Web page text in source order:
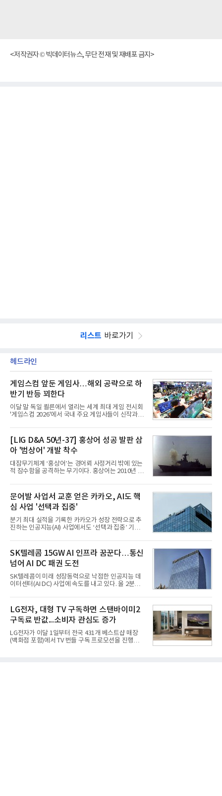
<저작권자 © 빅데이터뉴스, 무단 전재 및 재배포 금지>
리스트 바로가기
헤드라인
게임스컴 앞둔 게임사…해외 공략으로 하
반기 반등 꾀한다
이달 말 독일 쾰른에서 열리는 세계 최대 게임 전시회
'게임스컴 2026'에서 국내 주요 게임사들이 신작과 글
체별로 엇갈린 가운데 하반기 신작 흥행과 해외 시장
성과가 실적을 좌우할 핵심 변수로 떠오르고 있다.8일
업계에 따르면 올해 상반기 게임업계는 기업별 성적
표가 크게 갈렸다. 대표적으로 크래프톤은 'PUBG: 배
틀그라운드'의 안정적인 성장에 힘입어 상반기 연결
기준 매출 2조6616억원, 영업이익 9725억원으로 역
대 최대 실적을 기록했다. 엔씨도 올해 출시한 '아이온
동기 대
[LIG D&A 50년-37] 홍상어 성공 발판 삼
아 '범상어' 개발 착수
대잠무기체계 ‘홍상어’는 경어뢰 사정거리 밖에 있는
적 잠수함을 공격하는 무기이다. 홍상어는 2010년 넥
이뤄졌다. 이후 2012년 한국형 구축함(KDX-1) 이상
의 함정에 실전 배치됐다.그해 7월 해군은 동해상에서
성능 검증을 위해 홍상어 시험발사를 실시했다. 이때
홍상어가 목표 지점에서 입수한 후 표적을 타격하지
못하고 물속에서 멈춰버리는 예상 밖의 일이 벌어졌
다. 2차 품질확인 사격 시험에서도 만족스러운 결과를
얻지 못했다. 완벽한 신뢰성 확보를 위해 LIG넥스원은
분야를
문어발 사업서 교훈 얻은 카카오, AI도 핵
심 사업 '선택과 집중'
분기 최대 실적을 기록한 카카오가 성장 전략으로 추
진하는 인공지능(AI) 사업에서도 ‘선택과 집중’ 기조
라 투자에 나서는 것과 달리, 카카오는 ‘카카오톡’이
라는 플랫폼 경쟁력을 활용한 AI 에이전트 서비스에
집중하는 전략이다. 과거 무리한 사업 확장 과정에서
겪었던 시행착오를 되풀이하지 않고 핵심 역량에 집
중하겠다는 취지로 풀이된다.7일 업계에 따르면 카카
오는 올해 2분기 연결 기준 매출 2조985억원, 영업이
익 2770억원을 기록했다. 전년 동기 대비 매출과 영업
은 4884억
SK텔레콤 15GW AI 인프라 꿈꾼다…통신
넘어 AI DC 패권 도전
SK텔레콤이 미래 성장동력으로 낙점한 인공지능 데
이터센터(AI DC) 사업에 속도를 내고 있다. 올 2분기
는 2035년까지 총 15GW(기가와트) 규모의 AI DC를
구축하겠다는 대형 청사진을 제시하면서다. 이에 따
라 경쟁 구도 역시 이동통신사인 KT, LG유플러스를
넘어 네이버, 삼성SDS 등 IT 인프라 기업으로 확장되
고 있다.7일 SK텔레콤에 따르면 회사는 올해 2분기
연결 기준 매출 4조 3591억원, 영업이익 5660억원을
기록했다. 매출은 전년 동기 대비 0.5%, 영업이익은
LG전자, 대형 TV 구독하면 스탠바이미2
구독료 반값...소비자 관심도 증가
LG전자가 이달 1일부터 전국 431개 베스트샵 매장
(백화점 포함)에서 TV 번들 구독 프로모션을 진행하고